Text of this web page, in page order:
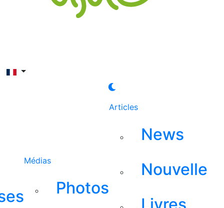
Médias
Photos
Articles
News
Nouvelle